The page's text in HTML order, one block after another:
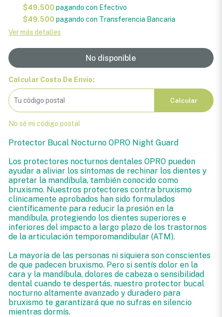
$49.500 pagando con Efectivo
$49.500 pagando con Transferencia Bancaria
Ver más detalles
No disponible
Calcular Costo De Envío:
Calcular
No sé mi código postal
Protector Bucal Nocturno OPRO Night Guard
Los protectores nocturnos dentales OPRO pueden
ayudar a aliviar los síntomas de rechinar los dientes y
apretar la mandíbula, también conocido como
bruxismo. Nuestros protectores contra bruxismo
clínicamente aprobados han sido formulados
científicamente para reducir la presión en la
mandíbula, protegiendo los dientes superiores e
inferiores del impacto a largo plazo de los trastornos
de la articulación temporomandibular (ATM).
La mayoría de las personas ni siquiera son conscientes
de que padecen bruxismo. Pero si sentís dolor en la
cara y la mandíbula, dolores de cabeza o sensibilidad
dental cuando te despertás, nuestro protector bucal
nocturno altamente avanzado y duradero para
bruxismo te garantizará que no sufras en silencio
mientras dormís.